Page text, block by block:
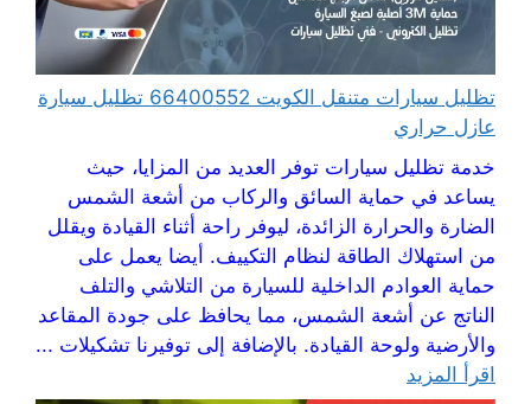
تظليل سيارات متنقل الكويت 66400552 تظليل سيارة
عازل حراري
خدمة تظليل سيارات توفر العديد من المزايا، حيث
يساعد في حماية السائق والركاب من أشعة الشمس
الضارة والحرارة الزائدة، ليوفر راحة أثناء القيادة ويقلل
من استهلاك الطاقة لنظام التكييف. أيضا يعمل على
حماية العوادم الداخلية للسيارة من التلاشي والتلف
الناتج عن أشعة الشمس، مما يحافظ على جودة المقاعد
والأرضية ولوحة القيادة. بالإضافة إلى توفيرنا تشكيلات ...
اقرأ المزيد